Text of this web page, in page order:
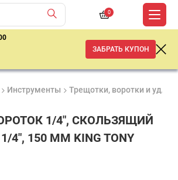
0
ЗАБРАТЬ КУПОН
Инструменты Трещотки, воротки и
1/4", СКОЛЬЗЯЩИЙ
4", 150 ММ KING TONY